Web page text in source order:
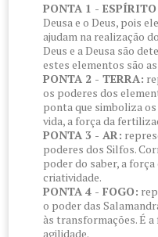
PONTA 1 -
Deusa e o Deus, pois
ajudam na realização
Deus e a Deusa são
estes elementos são
PONTA 2 - TERRA:
os poderes dos
ponta que simboliza
vida, a força da
PONTA 3 - AR:
poderes dos Silfos.
poder do saber, a força
criatividade.
PONTA 4 - FOGO:
o poder das
às transformações. É a
agilidade.